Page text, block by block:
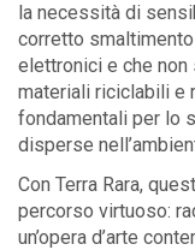
la necessità di
corretto
elettronici e che
materiali riciclabili e
fondamentali per lo
disperse
Con Terra Rara,
percorso virtuoso:
un’opera d’arte